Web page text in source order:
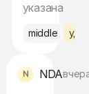
указана
middle
NDA